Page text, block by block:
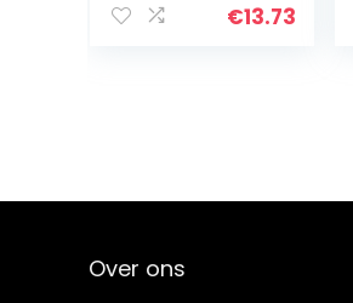
voor GARDENA
€13.73
Over ons